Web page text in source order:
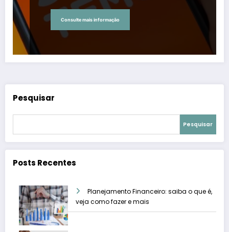
Consulte mais informação
Pesquisar
Pesquisar
Posts Recentes
Planejamento Financeiro: saiba o que é,
veja como fazer e mais